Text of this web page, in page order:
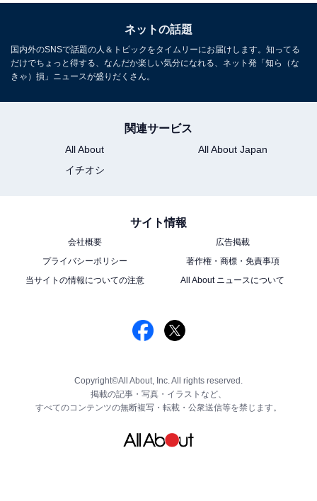
ネットの話題
国内外のSNSで話題の人＆トピックをタイムリーにお届けします。知ってる
だけでちょっと得する、なんだか楽しい気分になれる、ネット発「知ら（な
きゃ）損」ニュースが盛りだくさん。
関連サービス
All About
All About Japan
イチオシ
サイト情報
会社概要
広告掲載
プライバシーポリシー
著作権・商標・免責事項
当サイトの情報についての注意
All About ニュースについて
Copyright©All About, Inc. All rights reserved.
掲載の記事・写真・イラストなど、
すべてのコンテンツの無断複写・転載・公衆送信等を禁じます。